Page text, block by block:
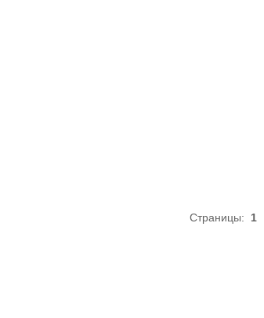
Страницы: 1